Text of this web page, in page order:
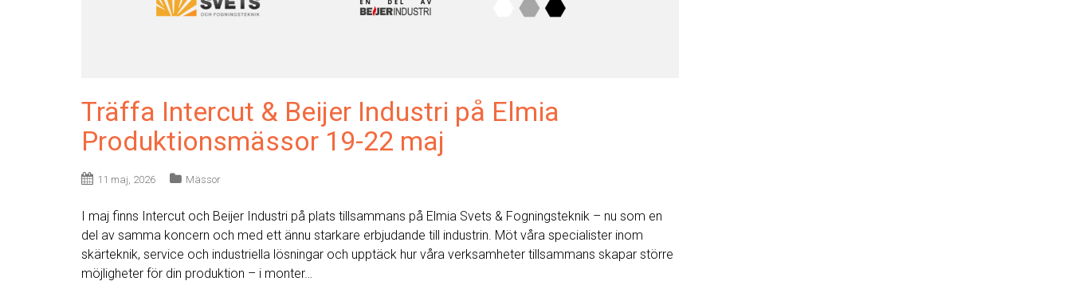
Träffa Intercut & Beijer Industri på Elmia
Produktionsmässor 19-22 maj
11 maj, 2026 Mässor
I maj finns Intercut och Beijer Industri på plats tillsammans på Elmia Svets & Fogningsteknik – nu som en
del av samma koncern och med ett ännu starkare erbjudande till industrin. Möt våra specialister inom
skärteknik, service och industriella lösningar och upptäck hur våra verksamheter tillsammans skapar större
möjligheter för din produktion – i monter…